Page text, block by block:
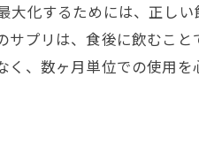
バスト
効果的
サプリ
大化するためには、正し
サプリは、食後に飲むこ
く、数ヶ月単位での使用